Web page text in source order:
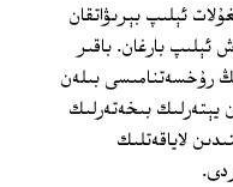
ئېلىپ بېرىۋاتقان
ئېلىپ بارغان. باقىر
رۇخسەتنامىسى بىلەن
يېتەرلىك بىخەتەرلىك
لاياقەتلىك